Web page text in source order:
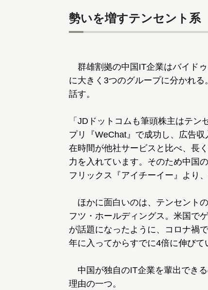
勢いを増すテンセント系
群雄割拠の中国IT企業はバイド
に大きく3つのグループに分かれ
話す。
「JDドットコムも筆頭株主はテ
プリ『WeChat』で成功し、広告
在時間が他社サービスと比べ、長
力を入れています。そのため中国
フリックス『アイチーイー』より
ほかに面白いのは、テンセント
フツ・ホールディングス。米国で
が話題になったように、コロナ禍
年に入ってからすでに4倍に伸びて
中国が独自のIT企業を輩出でき
理由の一つ。